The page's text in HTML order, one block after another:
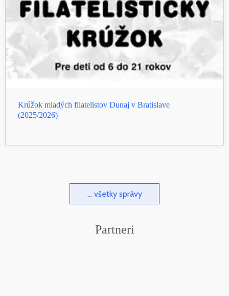
Krúžok mladých filatelistov Dunaj v Bratislave
(2025/2026)
... všetky správy
Partneri